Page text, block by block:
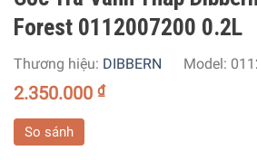
Forest 0112007200 0.2L
Thương hiệu: DIBBERN Model:
2.350.000 ₫
So sánh